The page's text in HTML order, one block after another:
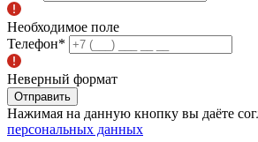
Необходимое поле
Телефон*
Неверный формат
Отправить
Нажимая на данную кнопку вы даёте
персональных данных